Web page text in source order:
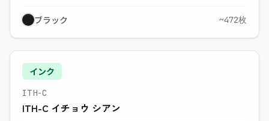
ブラック ~472枚
インク
ITH-C
ITH-C イチョウ シアン